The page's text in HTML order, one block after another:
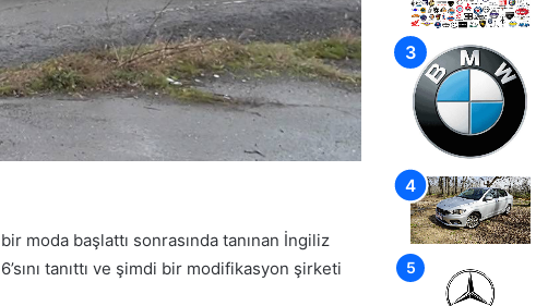
moda başlattı sonrasında tanınan İngiliz
tanıttı ve şimdi bir modifikasyon şirketi